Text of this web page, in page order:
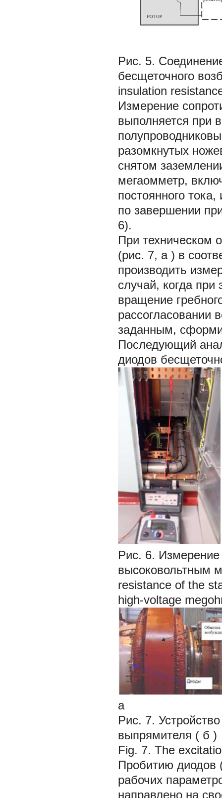
Рис. 5.
бесщеточного
insulation
Измерение
выполняется при
разомкнутых
снятом
мегаомметр,
постоянного
по завершении
6).
При техническом
(рис. 7, а ) в
производить
случай, когда
вращение
рассогласовании
заданным,
Последующий
диодов
Рис. 6. Измерение
высоковольтным
resistance of the
high-voltage
а
Рис. 7.
выпрямителя ( б )
Fig. 7. The
Пробитию диодов
рабочих
направлено на